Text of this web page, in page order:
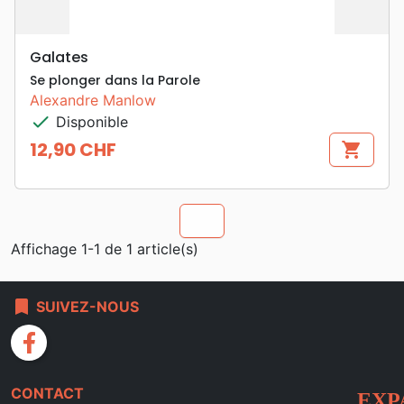
Galates
Se plonger dans la Parole
Alexandre Manlow
check Disponible
Prix
12,90 CHF shopping_cart
Affichage 1-1 de 1 article(s)
bookmark SUIVEZ-NOUS
facebook
CONTACT